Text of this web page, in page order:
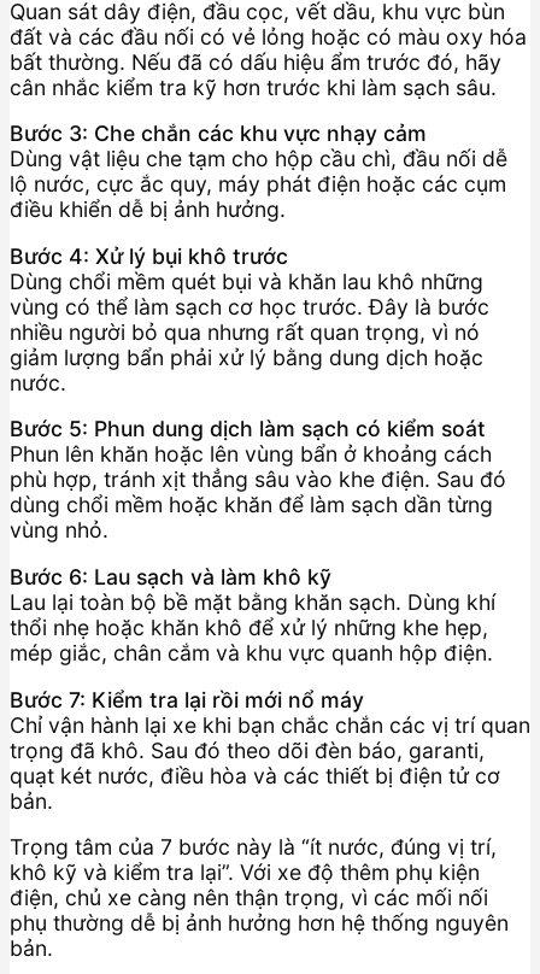
Quan sát dây điện, đầu cọc, vết dầu, khu vực bùn
đất và các đầu nối có vẻ lỏng hoặc có màu oxy hóa
bất thường. Nếu đã có dấu hiệu ẩm trước đó, hãy
cân nhắc kiểm tra kỹ hơn trước khi làm sạch sâu.
Bước 3: Che chắn các khu vực nhạy cảm
Dùng vật liệu che tạm cho hộp cầu chì, đầu nối dễ
lộ nước, cực ắc quy, máy phát điện hoặc các cụm
điều khiển dễ bị ảnh hưởng.
Bước 4: Xử lý bụi khô trước
Dùng chổi mềm quét bụi và khăn lau khô những
vùng có thể làm sạch cơ học trước. Đây là bước
nhiều người bỏ qua nhưng rất quan trọng, vì nó
giảm lượng bẩn phải xử lý bằng dung dịch hoặc
nước.
Bước 5: Phun dung dịch làm sạch có kiểm soát
Phun lên khăn hoặc lên vùng bẩn ở khoảng cách
phù hợp, tránh xịt thẳng sâu vào khe điện. Sau đó
dùng chổi mềm hoặc khăn để làm sạch dần từng
vùng nhỏ.
Bước 6: Lau sạch và làm khô kỹ
Lau lại toàn bộ bề mặt bằng khăn sạch. Dùng khí
thổi nhẹ hoặc khăn khô để xử lý những khe hẹp,
mép giắc, chân cắm và khu vực quanh hộp điện.
Bước 7: Kiểm tra lại rồi mới nổ máy
Chỉ vận hành lại xe khi bạn chắc chắn các vị trí quan
trọng đã khô. Sau đó theo dõi đèn báo, garanti,
quạt két nước, điều hòa và các thiết bị điện tử cơ
bản.
Trọng tâm của 7 bước này là “ít nước, đúng vị trí,
khô kỹ và kiểm tra lại”. Với xe độ thêm phụ kiện
điện, chủ xe càng nên thận trọng, vì các mối nối
phụ thường dễ bị ảnh hưởng hơn hệ thống nguyên
bản.